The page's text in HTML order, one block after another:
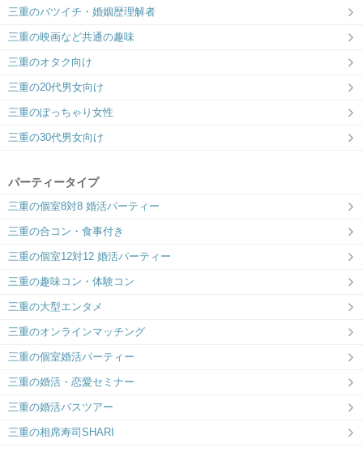
三重のバツイチ・婚姻歴理解者
三重の映画など共通の趣味
三重のオタク向け
三重の20代男女向け
三重のぽっちゃり女性
三重の30代男女向け
パーティータイプ
三重の個室8対8 婚活パーティー
三重の合コン・食事付き
三重の個室12対12 婚活パーティー
三重の趣味コン・体験コン
三重の大型エンタメ
三重のオンラインマッチング
三重の個室婚活パーティー
三重の婚活・恋愛セミナー
三重の婚活バスツアー
三重の相席寿司SHARI